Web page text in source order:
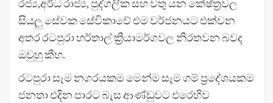
රජ්‍ය,අර්ධ රාජ්‍ය, පුද්ගලික සහ වතු යන කේෂ්ත්‍රවල
සියලු සේවක සේවිකාවේ එම වර්ජනයට එක්වන
අතර රටපුරා හර්තාල් ක්‍රියාමර්ගවල නිරතවන බවද
ඔවුහු කීහ.
රටපුරා සෑම නගරයකම මෙන්ම සෑම ගම් ප්‍රදේශයකම
ජනතා එදින පාරට බැස ආණ්ඩුවට එරෙහිව